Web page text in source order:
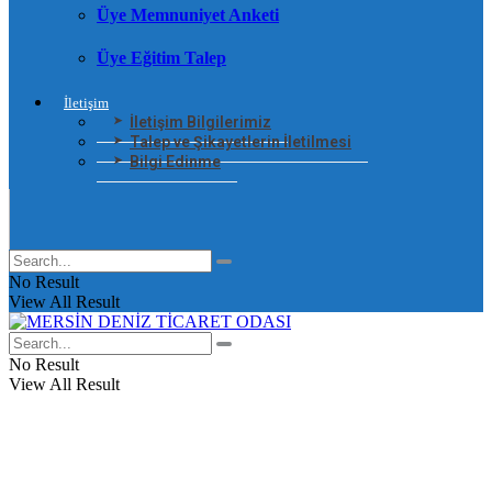
Üye Memnuniyet Anketi
Üye Eğitim Talep
İletişim
İletişim Bilgilerimiz
Talep ve Şikayetlerin İletilmesi
Bilgi Edinme
No Result
View All Result
No Result
View All Result